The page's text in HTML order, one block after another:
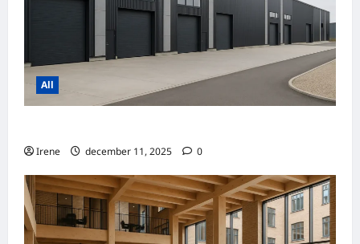
All
Irene december 11, 2025 0